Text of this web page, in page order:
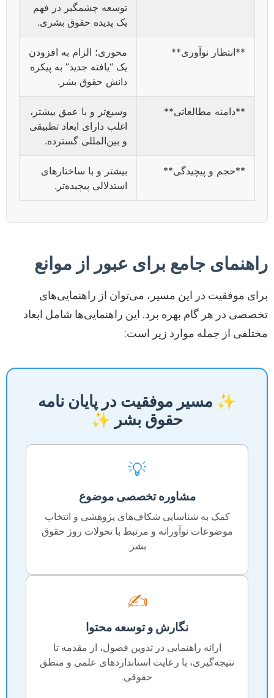
توسعه چشمگیر در فهم
یک پدیده حقوق بشری.
**انتظار نوآوری**
محوری؛ الزام به افزودن
یک “یافته جدید” به پیکره
دانش حقوق بشر.
**دامنه مطالعاتی**
وسیع‌تر و با عمق بیشتر،
اغلب دارای ابعاد تطبیقی
و بین‌المللی گسترده.
**حجم و پیچیدگی**
بیشتر و با ساختارهای
استدلالی پیچیده‌تر.
راهنمای جامع برای عبور از موانع
برای موفقیت در این مسیر، می‌توان از راهنمایی‌های
تخصصی در هر گام بهره برد. این راهنمایی‌ها شامل ابعاد
مختلفی از جمله موارد زیر است:
✨ مسیر موفقیت در پایان نامه
حقوق بشر ✨
💡
مشاوره تخصصی موضوع
کمک به شناسایی شکاف‌های پژوهشی و انتخاب
موضوعات نوآورانه و مرتبط با تحولات روز حقوق
بشر.
✍️
نگارش و توسعه محتوا
ارائه راهنمایی در تدوین فصول، از مقدمه تا
نتیجه‌گیری، با رعایت استانداردهای علمی و منطق
حقوقی.